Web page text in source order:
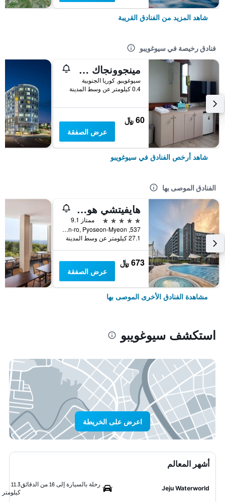
شاهد المزيد من الفنادق القريبة
فنادق رخيصة في سيوغويبو
مينجوونجاك جيستهاوس
سيوغويبو, كوريا الجنوبية
0.4 كيلومتر عن وسط المدينة
60 ﷼
عرض الصفقة
شاهد أرخص الفنادق في سيوغويبو
الفنادق الموصى بها
هايفيتشي هوتل آند ريزورت جيجو
5 نجوم
ممتاز 9.1
537, Minsokhaean-ro, Pyoseon-Myeon, سيوغويبو, كوريا الجنوبية
27.1 كيلومتر عن وسط المدينة
673 ﷼
عرض الصفقة
مشاهدة الفنادق الأخرى الموصى بها
استكشف سيوغويبو
اعرض على الخريطة
أشهر المعالم
Jeju Waterworld
رحلة بالسيارة إلى 16 من الدقائق
11.3
كيلومتر